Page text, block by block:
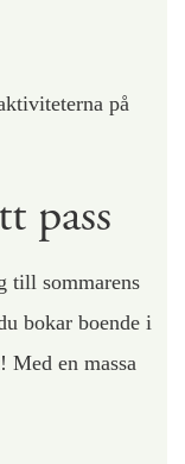
pass
till sommarens
bokar boende i
Med en massa